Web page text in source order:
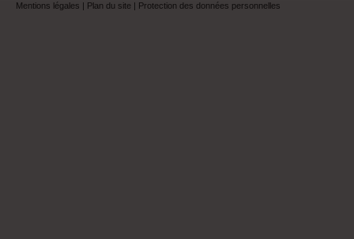
Mentions légales | Plan du site | Protection des données personnelles